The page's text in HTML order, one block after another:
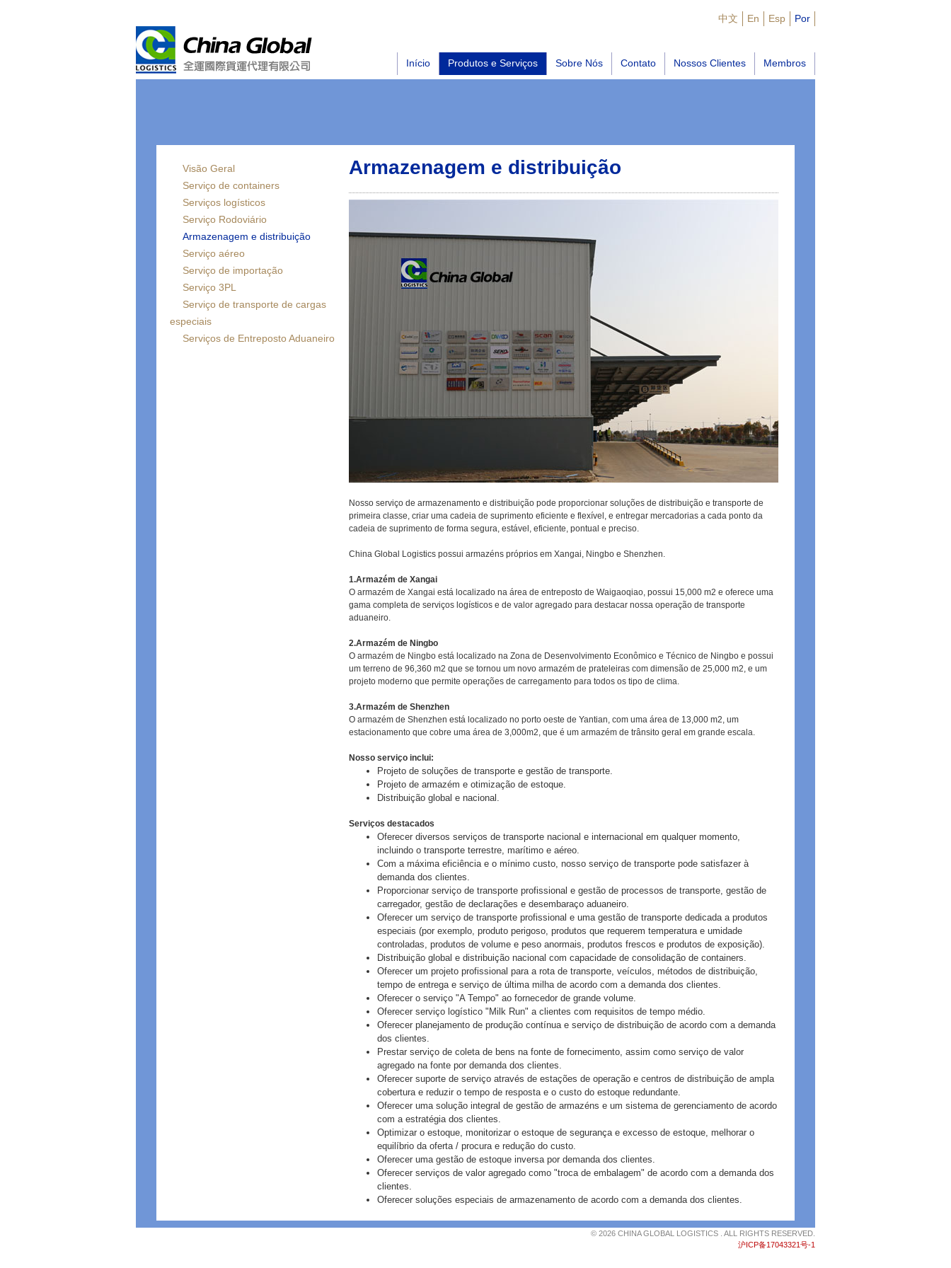
中文 En Esp Por
Início Produtos e Serviços Sobre Nós Contato Nossos Clientes Membros
Visão Geral
Serviço de containers
Serviços logísticos
Serviço Rodoviário
Armazenagem e distribuição
Serviço aéreo
Serviço de importação
Serviço 3PL
Serviço de transporte de cargas
especiais
Serviços de Entreposto Aduaneiro
Armazenagem e distribuição
Nosso serviço de armazenamento e distribuição pode proporcionar soluções de distribuição e transporte de
primeira classe, criar uma cadeia de suprimento eficiente e flexível, e entregar mercadorias a cada ponto da
cadeia de suprimento de forma segura, estável, eficiente, pontual e preciso.
China Global Logistics possui armazéns próprios em Xangai, Ningbo e Shenzhen.
1.Armazém de Xangai
O armazém de Xangai está localizado na área de entreposto de Waigaoqiao, possui 15,000 m2 e oferece uma
gama completa de serviços logísticos e de valor agregado para destacar nossa operação de transporte
aduaneiro.
2.Armazém de Ningbo
O armazém de Ningbo está localizado na Zona de Desenvolvimento Econômico e Técnico de Ningbo e possui
um terreno de 96,360 m2 que se tornou um novo armazém de prateleiras com dimensão de 25,000 m2, e um
projeto moderno que permite operações de carregamento para todos os tipo de clima.
3.Armazém de Shenzhen
O armazém de Shenzhen está localizado no porto oeste de Yantian, com uma área de 13,000 m2, um
estacionamento que cobre uma área de 3,000m2, que é um armazém de trânsito geral em grande escala.
Nosso serviço inclui:
Projeto de soluções de transporte e gestão de transporte.
Projeto de armazém e otimização de estoque.
Distribuição global e nacional.
Serviços destacados
Oferecer diversos serviços de transporte nacional e internacional em qualquer momento,
incluindo o transporte terrestre, marítimo e aéreo.
Com a máxima eficiência e o mínimo custo, nosso serviço de transporte pode satisfazer à
demanda dos clientes.
Proporcionar serviço de transporte profissional e gestão de processos de transporte, gestão de
carregador, gestão de declarações e desembaraço aduaneiro.
Oferecer um serviço de transporte profissional e uma gestão de transporte dedicada a produtos
especiais (por exemplo, produto perigoso, produtos que requerem temperatura e umidade
controladas, produtos de volume e peso anormais, produtos frescos e produtos de exposição).
Distribuição global e distribuição nacional com capacidade de consolidação de containers.
Oferecer um projeto profissional para a rota de transporte, veículos, métodos de distribuição,
tempo de entrega e serviço de última milha de acordo com a demanda dos clientes.
Oferecer o serviço "A Tempo" ao fornecedor de grande volume.
Oferecer serviço logístico "Milk Run" a clientes com requisitos de tempo médio.
Oferecer planejamento de produção contínua e serviço de distribuição de acordo com a demanda
dos clientes.
Prestar serviço de coleta de bens na fonte de fornecimento, assim como serviço de valor
agregado na fonte por demanda dos clientes.
Oferecer suporte de serviço através de estações de operação e centros de distribuição de ampla
cobertura e reduzir o tempo de resposta e o custo do estoque redundante.
Oferecer uma solução integral de gestão de armazéns e um sistema de gerenciamento de acordo
com a estratégia dos clientes.
Optimizar o estoque, monitorizar o estoque de segurança e excesso de estoque, melhorar o
equilíbrio da oferta / procura e redução do custo.
Oferecer uma gestão de estoque inversa por demanda dos clientes.
Oferecer serviços de valor agregado como "troca de embalagem" de acordo com a demanda dos
clientes.
Oferecer soluções especiais de armazenamento de acordo com a demanda dos clientes.
© 2026 CHINA GLOBAL LOGISTICS . ALL RIGHTS RESERVED.
沪ICP备17043321号-1